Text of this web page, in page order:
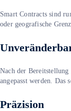
Smart Contracts sind
oder geografische
Nach der
angepasst werden. Das
Präzision